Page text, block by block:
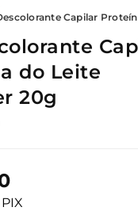
Capilar
do Leite
20g